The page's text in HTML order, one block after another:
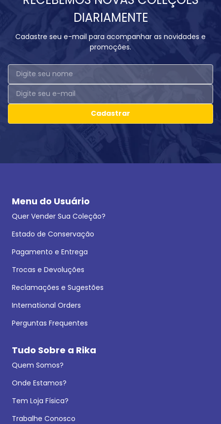
DIARIAMENTE
Cadastre seu e-mail para acompanhar as novidades e
promoções.
Cadastrar
Menu do Usuário
Quer Vender Sua Coleção?
Estado de Conservação
Pagamento e Entrega
Trocas e Devoluções
Reclamações e Sugestões
International Orders
Perguntas Frequentes
Tudo Sobre a Rika
Quem Somos?
Onde Estamos?
Tem Loja Física?
Trabalhe Conosco